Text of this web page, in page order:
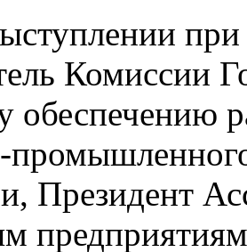
Комиссии
обеспечению
Президент